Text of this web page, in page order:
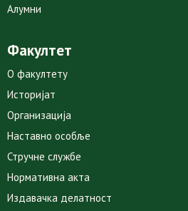
Алумни
Факултет
О факултету
Историјат
Организација
Наставно особље
Стручне службе
Нормативна акта
Издавачка делатност